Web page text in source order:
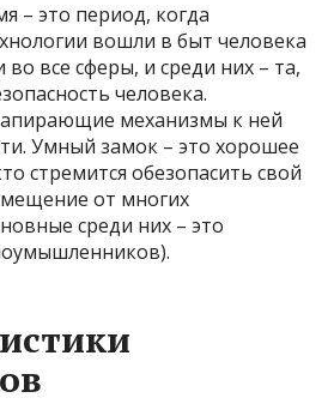
– это период, когда
вошли в быт человека
все сферы, и среди них – та,
человека.
механизмы к ней
Умный замок – это хорошее
стремится обезопасить свой
от многих
среди них – это